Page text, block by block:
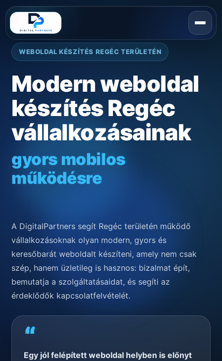
WEBOLDAL KÉSZÍTÉS REGÉC TERÜLETÉN
Modern weboldal
készítés Regéc
vállalkozásainak
gyors mobilos
működésre
A DigitalPartners segít Regéc területén működő
vállalkozásoknak olyan modern, gyors és
keresőbarát weboldalt készíteni, amely nem csak
szép, hanem üzletileg is hasznos: bizalmat épít,
bemutatja a szolgáltatásaidat, és segíti az
érdeklődők kapcsolatfelvételét.
“
Egy jól felépített weboldal helyben is előnyt